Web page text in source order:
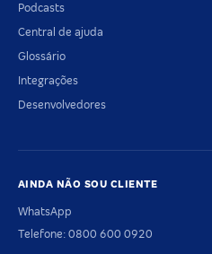
Podcasts
Central de ajuda
Glossário
Integrações
Desenvolvedores
AINDA NÃO SOU CLIENTE
WhatsApp
Telefone: 0800 600 0920